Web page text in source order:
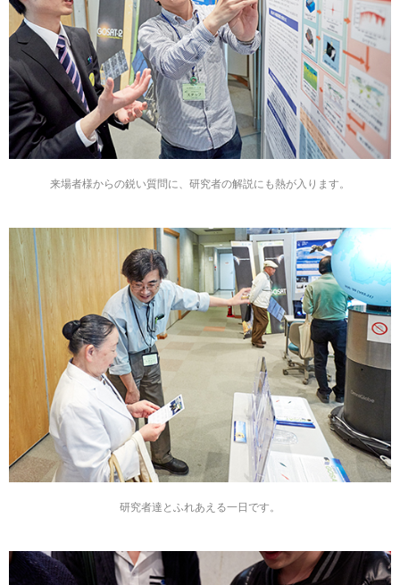
来場者様からの鋭い質問に、研究者の解説にも熱が入ります。
研究者達とふれあえる一日です。